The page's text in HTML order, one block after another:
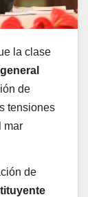
la clase
de
tensiones
mar
de